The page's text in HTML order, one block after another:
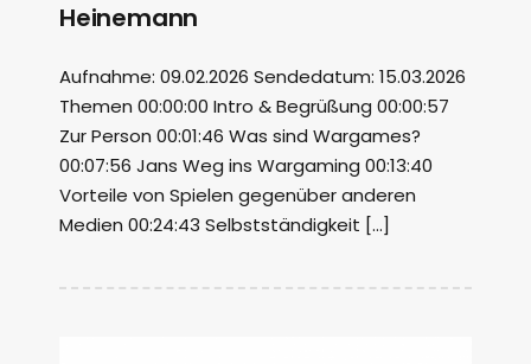
Heinemann
Aufnahme: 09.02.2026 Sendedatum: 15.03.2026
Themen 00:00:00 Intro & Begrüßung 00:00:57
Zur Person 00:01:46 Was sind Wargames?
00:07:56 Jans Weg ins Wargaming 00:13:40
Vorteile von Spielen gegenüber anderen
Medien 00:24:43 Selbstständigkeit […]